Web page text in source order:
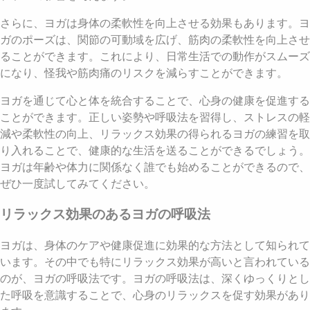
さらに、ヨガは身体の柔軟性を向上させる効果もあります。ヨ
ガのポーズは、関節の可動域を広げ、筋肉の柔軟性を向上させ
ることができます。これにより、日常生活での動作がスムーズ
になり、怪我や筋肉痛のリスクを減らすことができます。
ヨガを通じて心と体を統合することで、心身の健康を促進する
ことができます。正しい姿勢や呼吸法を習得し、ストレスの軽
減や柔軟性の向上、リラックス効果の得られるヨガの練習を取
り入れることで、健康的な生活を送ることができるでしょう。
ヨガは年齢や体力に関係なく誰でも始めることができるので、
ぜひ一度試してみてください。
リラックス効果のあるヨガの呼吸法
ヨガは、身体のケアや健康促進に効果的な方法として知られて
います。その中でも特にリラックス効果が高いと言われている
のが、ヨガの呼吸法です。ヨガの呼吸法は、深くゆっくりとし
た呼吸を意識することで、心身のリラックスを促す効果があり